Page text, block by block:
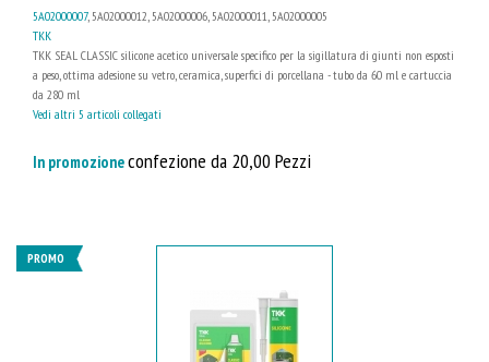
5A02000007, 5A02000012, 5A02000006, 5A02000011, 5A02000005
TKK
TKK SEAL CLASSIC silicone acetico universale specifico per la sigillatura di giunti non esposti
a peso, ottima adesione su vetro, ceramica, superfici di porcellana - tubo da 60 ml e cartuccia
da 280 ml
Vedi altri 5 articoli collegati
In promozioneconfezione da 20,00 Pezzi
PROMO